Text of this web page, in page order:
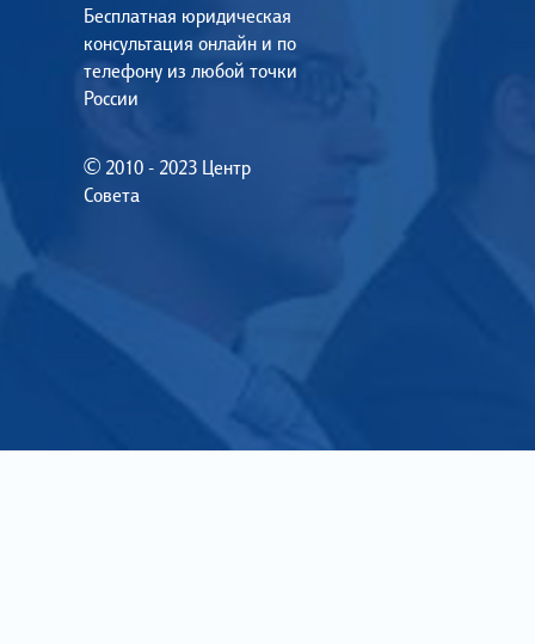
Бесплатная юридическая
консультация онлайн и по
телефону из любой точки
России
© 2010 - 2023 Центр
Совета